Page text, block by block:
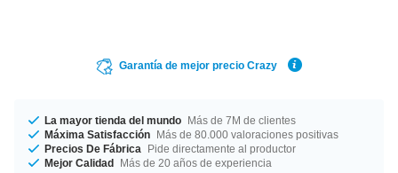
Garantía de mejor precio Crazy
La mayor tienda del mundo Más de 7M de clientes
Máxima Satisfacción Más de 80.000 valoraciones positivas
Precios De Fábrica
Pide directamente al productor
Mejor Calidad Más de 20 años de experiencia